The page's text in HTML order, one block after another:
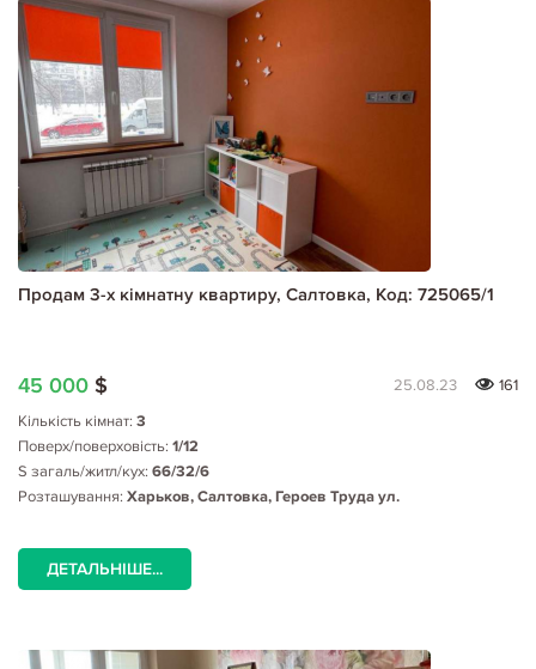
Продам 3-х кімнатну квартиру, Салтовка, Код: 725065/1
45 000 $ 25.08.23
161
Кількість кімнат: 3
Поверх/поверховість: 1/12
S загаль/житл/кух: 66/32/6
Розташування: Харьков, Салтовка, Героев Труда ул.
ДЕТАЛЬНІШЕ...